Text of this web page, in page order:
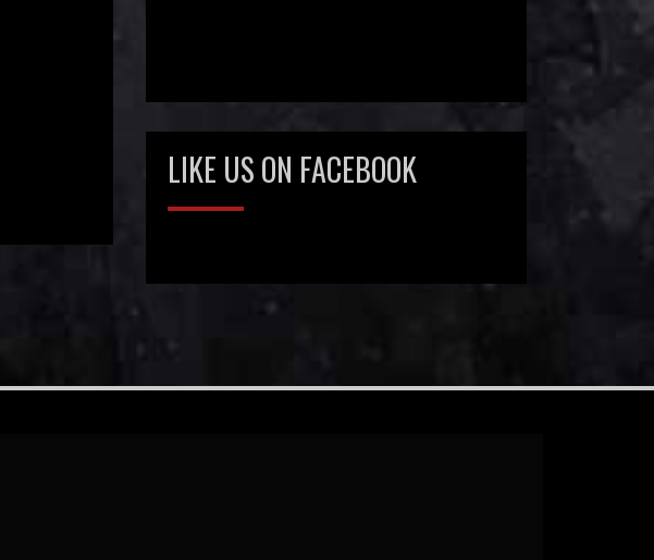
LIKE US ON FACEBOOK